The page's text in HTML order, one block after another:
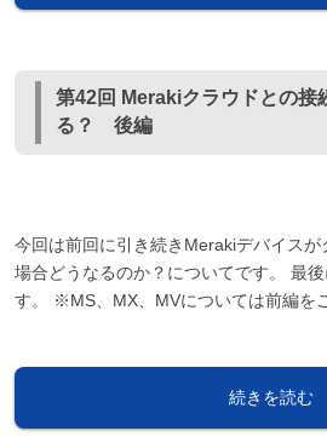
第42回 Merakiクラウドとの接
る？ 後編
今回は前回に引き続きMerakiデバイスが
場合どうなるのか？についてです。 最
す。 ※MS、MX、MVについては前編を
続きを読む